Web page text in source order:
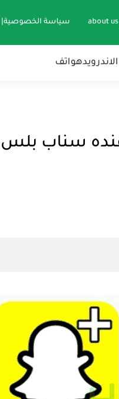
سياسة الخصوصية| Privacy Policy
هواتف